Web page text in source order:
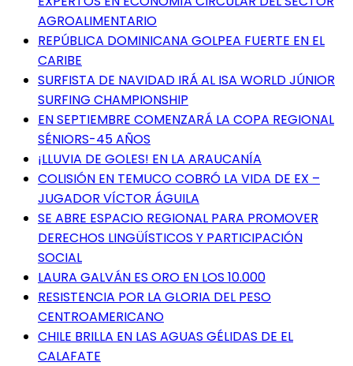
AGROALIMENTARIO
REPÚBLICA DOMINICANA GOLPEA FUERTE EN EL
CARIBE
SURFISTA DE NAVIDAD IRÁ AL ISA WORLD JÚNIOR
SURFING CHAMPIONSHIP
EN SEPTIEMBRE COMENZARÁ LA COPA REGIONAL
SÉNIORS-45 AÑOS
¡LLUVIA DE GOLES! EN LA ARAUCANÍA
COLISIÓN EN TEMUCO COBRÓ LA VIDA DE EX –
JUGADOR VÍCTOR ÁGUILA
SE ABRE ESPACIO REGIONAL PARA PROMOVER
DERECHOS LINGÜÍSTICOS Y PARTICIPACIÓN
SOCIAL
LAURA GALVÁN ES ORO EN LOS 10.000
RESISTENCIA POR LA GLORIA DEL PESO
CENTROAMERICANO
CHILE BRILLA EN LAS AGUAS GÉLIDAS DE EL
CALAFATE